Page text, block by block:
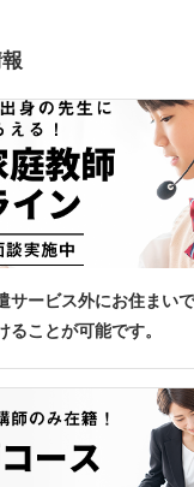
サービス外にお住まい
ことが可能です。